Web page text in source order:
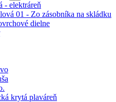
- elektráreň
01 - Zo zásobníka na skládku
dielne
krytá plaváreň